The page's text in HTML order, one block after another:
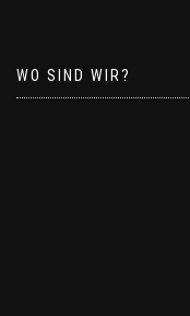
WO SIND WIR?